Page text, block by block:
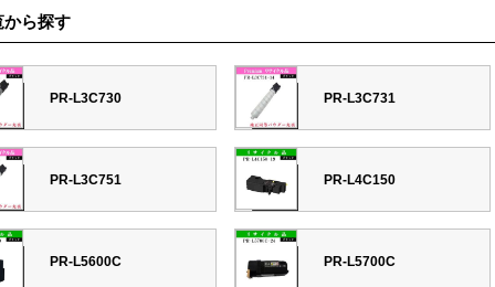
から探す
PR-L3C730 PR-L3C731
PR-L3C751 PR-L4C150
PR-L5600C PR-L5700C